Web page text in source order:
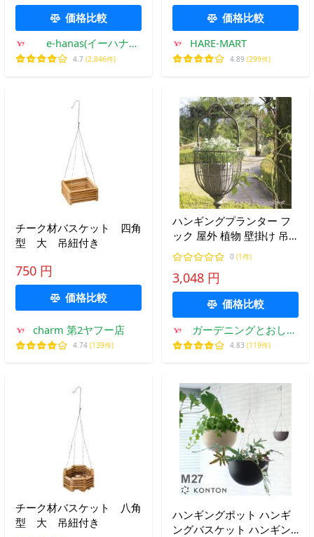
価格比較
e-hanas(イーハナ
ス)Yahoo!店
4.7 (2,846件)
価格比較
HARE-MART
4.89 (299件)
チーク材バスケット 四角
型 大 吊紐付き
750 円
価格比較
charm 第2ヤフー店
4.74 (139件)
ハンギングプランター フ
ック 屋外 植物 壁掛け 吊
り下げ用プランター
0 (1件)
3,048 円
価格比較
ガーデニングとおしゃ
れ雑貨のピッチ
4.83 (119件)
チーク材バスケット 八角
型 大 吊紐付き
ハンギングポット ハンギ
ングバスケット ハンギン